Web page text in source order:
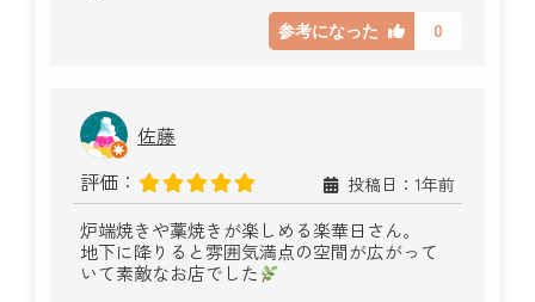
参考になった 0
佐藤
評価：
投稿日：1年前
炉端焼きや藁焼きが楽しめる楽華日さん。
地下に降りると雰囲気満点の空間が広がって
いて素敵なお店でした